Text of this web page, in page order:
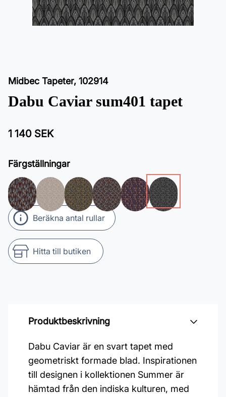
Midbec Tapeter, 102914
Dabu Caviar sum401 tapet
1 140 SEK
Färgställningar
Beräkna antal rullar
Hitta till butiken
Produktbeskrivning
Dabu Caviar är en svart tapet med
geometriskt formade blad. Inspirationen
till designen i kollektionen Summer är
hämtad från den indiska kulturen, med